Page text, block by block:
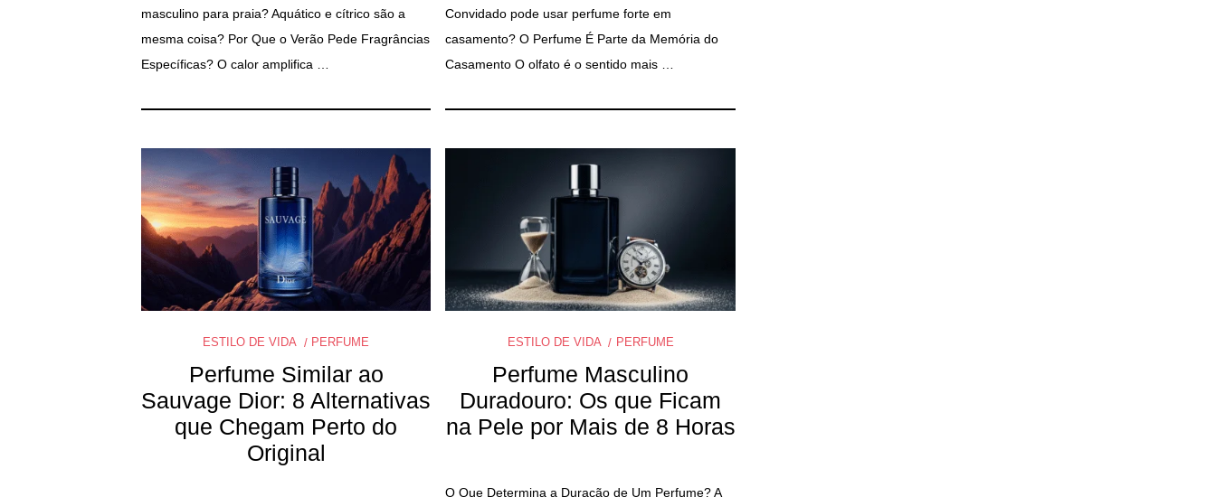
masculino para praia? Aquático e cítrico são a
mesma coisa? Por Que o Verão Pede Fragrâncias
Específicas? O calor amplifica …
Convidado pode usar perfume forte em
casamento? O Perfume É Parte da Memória do
Casamento O olfato é o sentido mais …
ESTILO DE VIDA PERFUME
Perfume Similar ao
Sauvage Dior: 8 Alternativas
que Chegam Perto do
Original
ESTILO DE VIDA PERFUME
Perfume Masculino
Duradouro: Os que Ficam
na Pele por Mais de 8 Horas
O Que Determina a Duração de Um Perfume? A